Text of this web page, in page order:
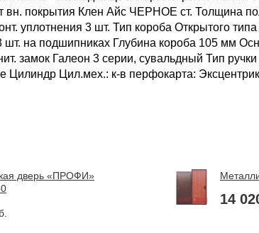
вн. покрытия Клен Айс ЧЕРНОЕ ст. Толщина
уплотнения 3 шт. Тип короба Открытого
на подшипниках Глубина короба 105 мм
замок Галеон 3 серии, сувальдный Тип
Цилиндр Цил.мех.: к-в перфокарта:
дверь «ПРОФИ»
14